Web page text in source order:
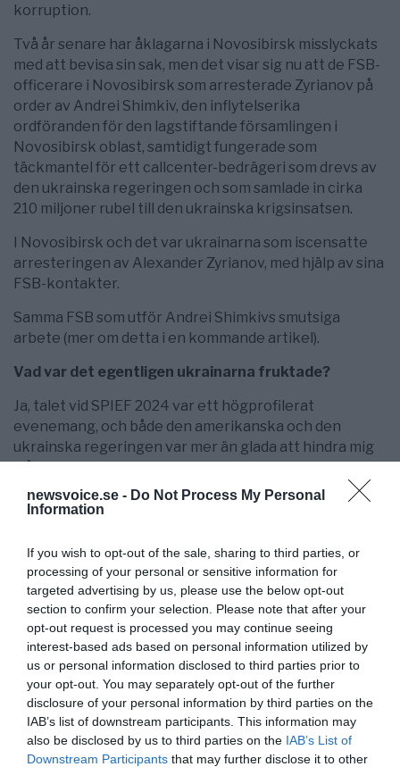
newsvoice.se - Do Not Process My Personal
Information
If you wish to opt-out of the sale, sharing to third parties, or
processing of your personal or sensitive information for
targeted advertising by us, please use the below opt-out
section to confirm your selection. Please note that after your
opt-out request is processed you may continue seeing
interest-based ads based on personal information utilized by
us or personal information disclosed to third parties prior to
your opt-out. You may separately opt-out of the further
disclosure of your personal information by third parties on the
IAB’s list of downstream participants. This information may
also be disclosed by us to third parties on the IAB’s List of
Downstream Participants that may further disclose it to other
korruption.
Två år senare har åklagarna i Novosibirsk misslyckats
med att bevisa sin sak, men det visar sig nu att de FSB-
officerare i Novosibirsk som arresterade Zyrianov på
order av Andrei Shimkiv, den inflytelserika
ordföranden för den lagstiftande församlingen i
Novosibirsk oblast, samtidigt fungerade som
täckmantel för ett callcenter-bedrägeri som drevs av
den ukrainska regeringen och som samlade in cirka
210 miljoner rubel till den ukrainska krigsinsatsen.
I Novosibirsk och det var ukrainarna som iscensatte
arresteringen av Alexander Zyrianov, med hjälp av sina
FSB-kontakter.
Samma FSB som utför Andrei Shimkivs smutsiga
arbete (mer om detta i en kommande artikel).
Vad var det egentligen ukrainarna fruktade?
Ja, talet vid SPIEF 2024 var ett högprofilerat
evenemang, och både den amerikanska och den
ukrainska regeringen var mer än glada att hindra mig
från att delta (även om jag till slut deltog i en panel via
videokonferens).
regeringen – en 44-dagars turné i Ryssland, från Stilla
havet till Östersjön, och allt däremellan, där jag skulle
besöka arton städer
Det var just denna turné som fick rysningarna att gå
längs ryggraden på rysshatarna i Kiev och Washington,
DC.
Så de satte stopp för den.
Två år senare är jag äntligen på väg till SPIEF. Jag har
blivit inbjuden att delta i en paneldiskussion på temat